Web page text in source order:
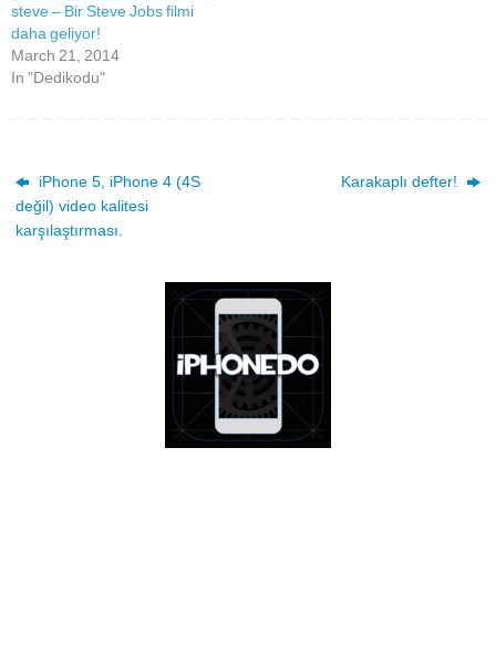
steve – Bir Steve Jobs filmi
daha geliyor!
March 21, 2014
In "Dedikodu"
iPhone 5, iPhone 4 (4S
değil) video kalitesi
karşılaştırması.
Karakaplı defter!